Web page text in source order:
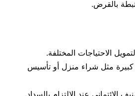
بالقرض.
الاحتياجات المختلفة.
مثل شراء منزل أو تأسيس
الائتماني عند الالتزام بالسداد.